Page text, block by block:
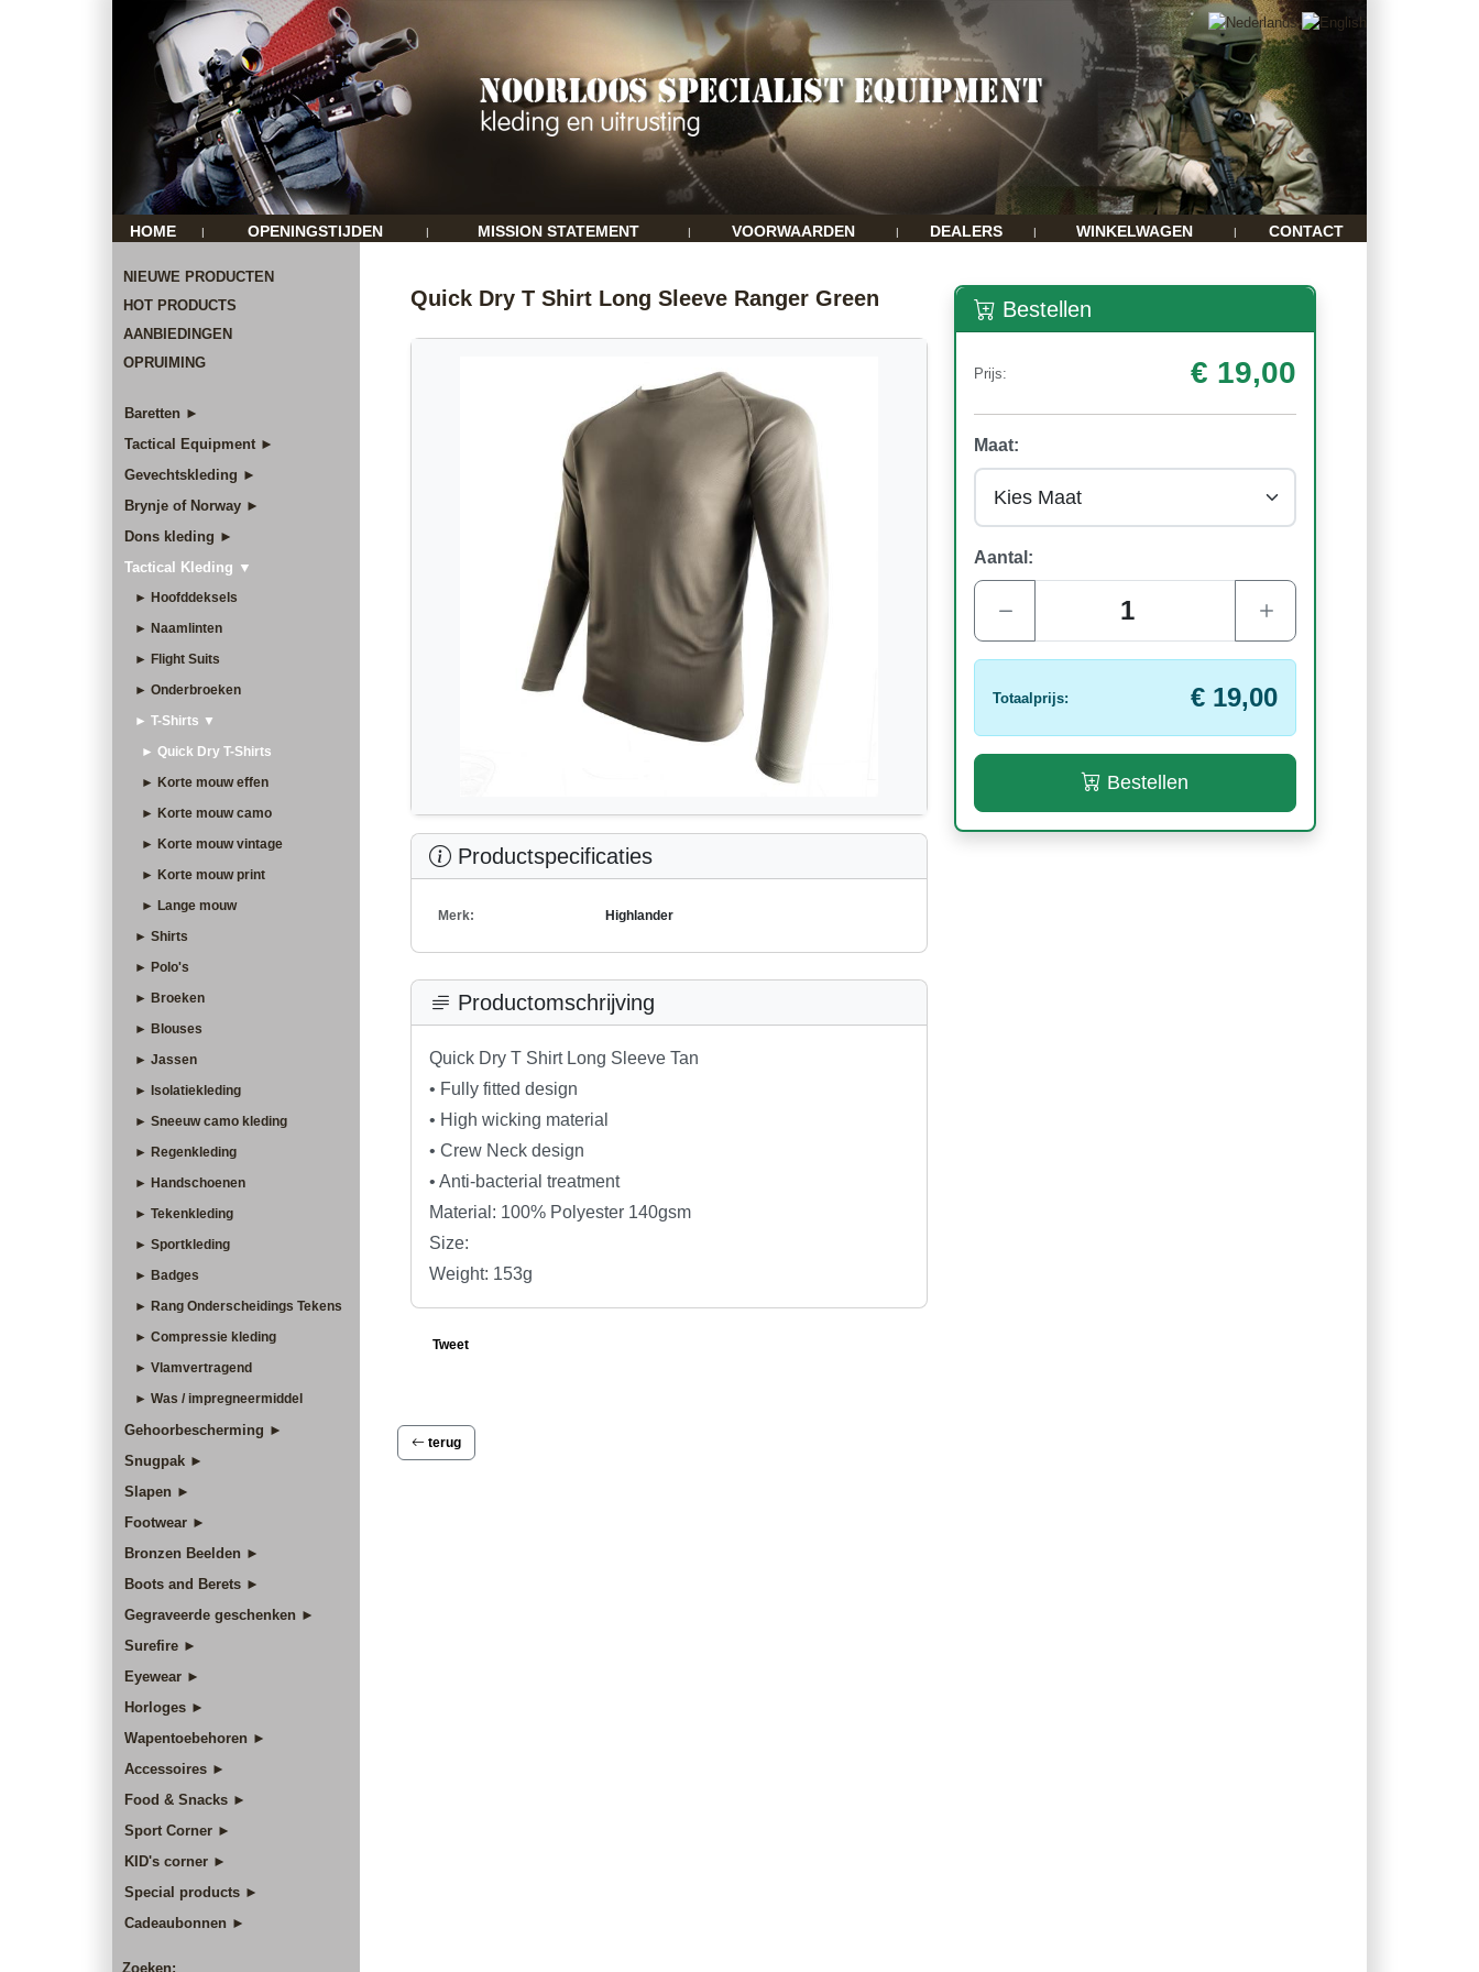
HOME | OPENINGSTIJDEN | MISSION STATEMENT | VOORWAARDEN | DEALERS | WINKELWAGEN | CONTACT
NIEUWE PRODUCTEN
HOT PRODUCTS
AANBIEDINGEN
OPRUIMING
Baretten ►
Tactical Equipment ►
Gevechtskleding ►
Brynje of Norway ►
Dons kleding ►
Tactical Kleding ▼
► Hoofddeksels
► Naamlinten
► Flight Suits
► Onderbroeken
► T-Shirts ▼
► Quick Dry T-Shirts
► Korte mouw effen
► Korte mouw camo
► Korte mouw vintage
► Korte mouw print
► Lange mouw
► Shirts
► Polo's
► Broeken
► Blouses
► Jassen
► Isolatiekleding
► Sneeuw camo kleding
► Regenkleding
► Handschoenen
► Tekenkleding
► Sportkleding
► Badges
► Rang Onderscheidings Tekens
► Compressie kleding
► Vlamvertragend
► Was / impregneermiddel
Gehoorbescherming ►
Snugpak ►
Slapen ►
Footwear ►
Bronzen Beelden ►
Boots and Berets ►
Gegraveerde geschenken ►
Surefire ►
Eyewear ►
Horloges ►
Wapentoebehoren ►
Accessoires ►
Food & Snacks ►
Sport Corner ►
KID's corner ►
Special products ►
Cadeaubonnen ►
Zoeken:
Quick Dry T Shirt Long Sleeve Ranger Green
Productspecificaties
Merk: Highlander
Productomschrijving
Quick Dry T Shirt Long Sleeve Tan
• Fully fitted design
• High wicking material
• Crew Neck design
• Anti-bacterial treatment
Material: 100% Polyester 140gsm
Size:
Weight: 153g
Tweet
Bestellen
Prijs: € 19,00
Maat:
Aantal:
Totaalprijs: € 19,00
Bestellen
terug